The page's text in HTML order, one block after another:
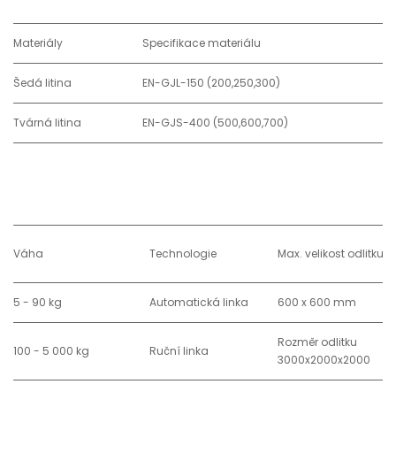
Materiály Specifikace materiálu
Šedá litina EN-GJL-150 (200,250,300)
Tvárná litina EN-GJS-400 (500,600,700)
Váha Technologie Max. velikost odlitku
5 - 90 kg Automatická linka 600 x 600 mm
100 - 5 000 kg Ruční linka
Rozměr odlitku
3000x2000x2000